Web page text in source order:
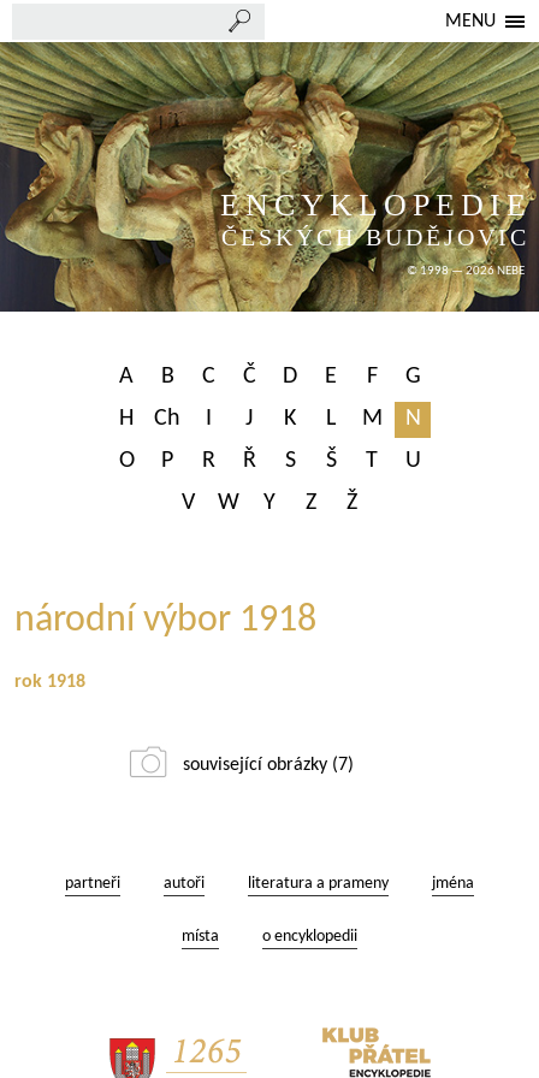
MENU
ENCYKLOPEDIE
ČESKÝCH BUDĚJOVIC
© 1998 — 2026 NEBE
A B C Č D E F
G
H
Ch I J K L M
N
O
P R Ř S Š T
U
V
W Y Z Ž
národní výbor 1918
rok 1918
související obrázky (7)
partneři autoři literatura a prameny jména
místa o encyklopedii